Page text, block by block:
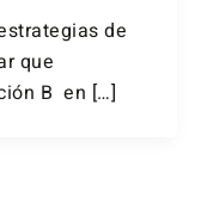
de
que
B en […]